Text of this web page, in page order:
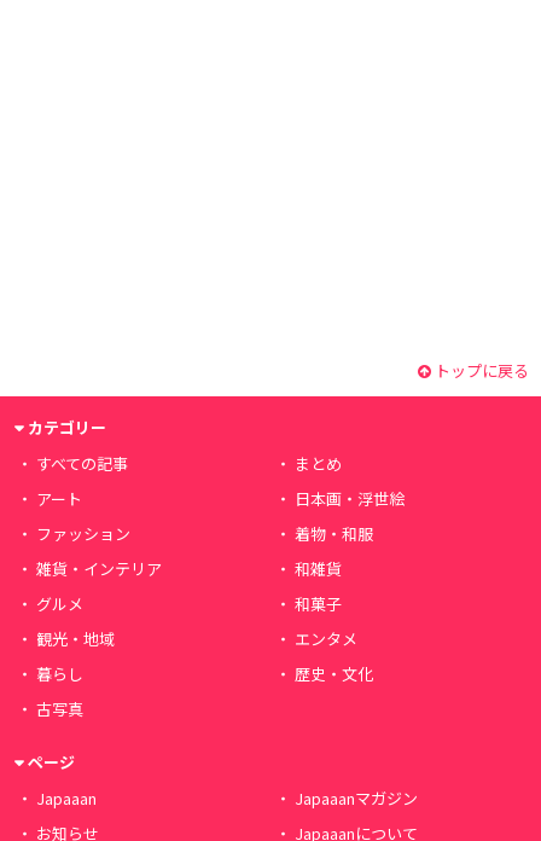
トップに戻る
カテゴリー
すべての記事
まとめ
アート
日本画・浮世絵
ファッション
着物・和服
雑貨・インテリア
和雑貨
グルメ
和菓子
観光・地域
エンタメ
暮らし
歴史・文化
古写真
ページ
Japaaan
Japaaanマガジン
お知らせ
Japaaanについて